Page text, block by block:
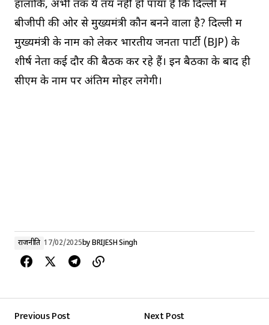
हालांकि, अभी तक ये तय नहीं हो पाया है कि दिल्ली में
बीजीपी की ओर से मुख्यमंत्री कौन बनने वाला है? दिल्ली में
मुख्यमंत्री के नाम को लेकर भारतीय जनता पार्टी (BJP) के
शीर्ष नेता कई दौर की बैठकें कर रहे हैं। इन बैठकों के बाद ही
सीएम के नाम पर अंतिम मोहर लगेगी।
राजनीति 17/02/2025byBRIJESH Singh
Previous Post
Next Post